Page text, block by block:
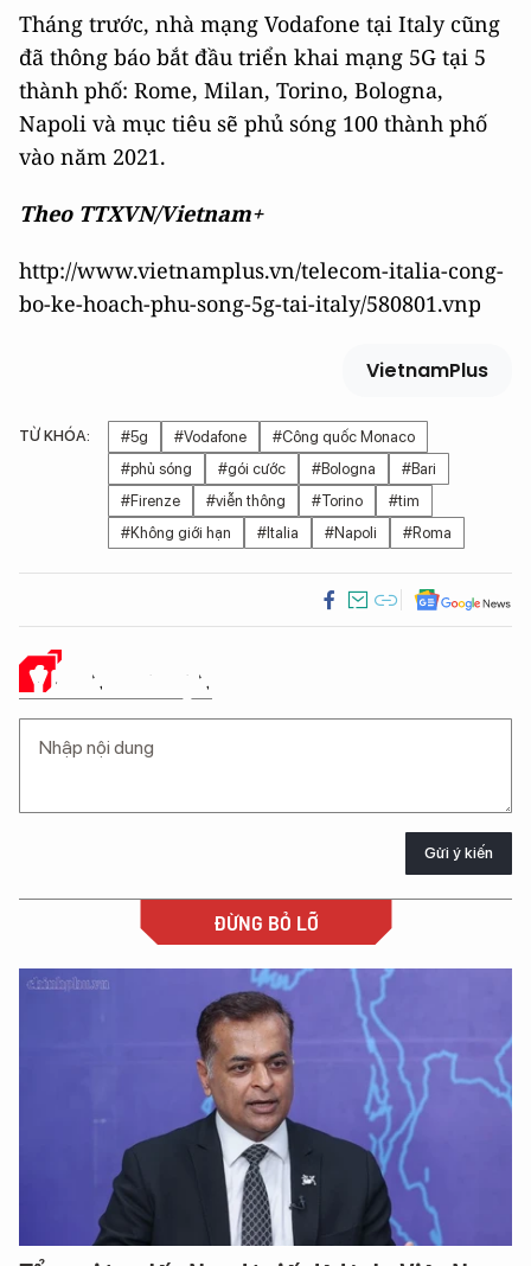
Tháng trước, nhà mạng Vodafone tại Italy cũng
đã thông báo bắt đầu triển khai mạng 5G tại 5
thành phố: Rome, Milan, Torino, Bologna,
Napoli và mục tiêu sẽ phủ sóng 100 thành phố
vào năm 2021.
Theo TTXVN/Vietnam+
http://www.vietnamplus.vn/telecom-italia-cong-
bo-ke-hoach-phu-song-5g-tai-italy/580801.vnp
VietnamPlus
TỪ KHÓA: #5g #Vodafone
#Công quốc Monaco
#phủ sóng
#gói cước #Bologna
#Bari
#Firenze
#viễn thông #Torino
#tim
#Không giới hạn
#Italia #Napoli #Roma
Ý KIẾN CỦA BẠN
Gửi ý kiến
ĐỪNG BỎ LỠ